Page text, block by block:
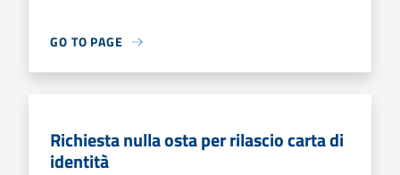
GO TO PAGE
Richiesta nulla osta per rilascio carta di
identità